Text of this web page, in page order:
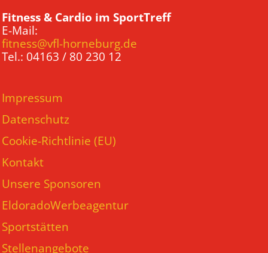
Fitness & Cardio im SportTreff
E-Mail:
fitness@vfl-horneburg.de
Tel.: 04163 / 80 230 12
Impressum
Datenschutz
Cookie-Richtlinie (EU)
Kontakt
Unsere Sponsoren
EldoradoWerbeagentur
Sportstätten
Stellenangebote